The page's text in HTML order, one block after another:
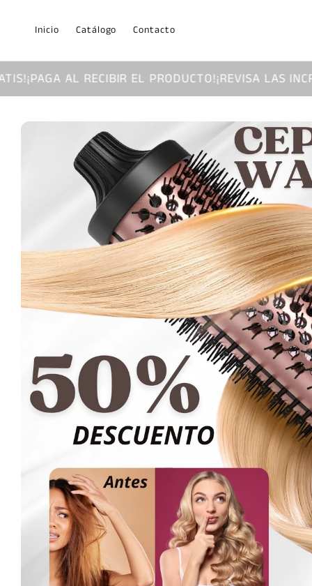
al contenido
Inicio Catálogo Contacto
RECIBIR EL PRODUCTO!¡REVISA LAS INCREIBLES
directamente
información
del producto